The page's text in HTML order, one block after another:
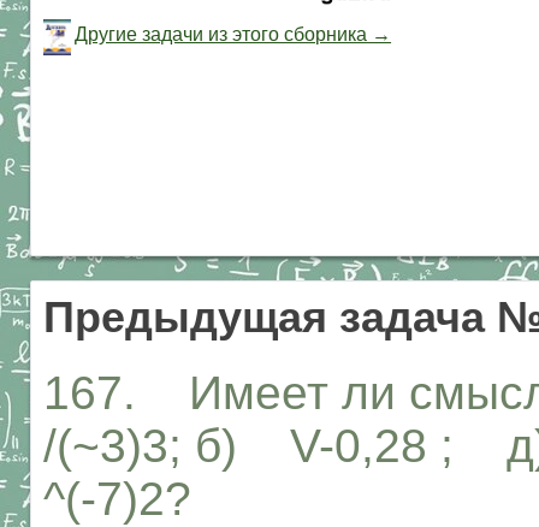
Другие задачи из этого сборника →
Предыдущая задача
167. Имеет ли
/(~3)3; б) V-0,28 ;
^(-7)2?